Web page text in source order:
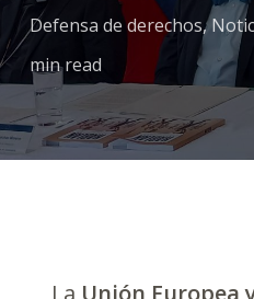
Defensa de derechos,
min read
La Unión Europea